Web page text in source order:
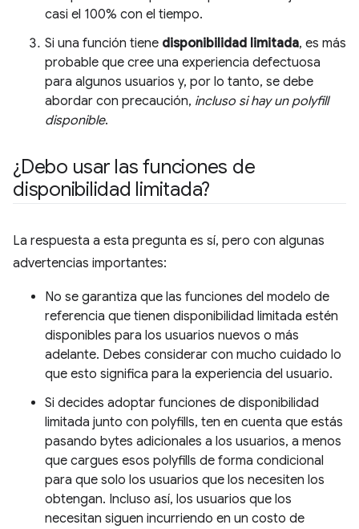
casi el 100% con el tiempo.
Si una función tiene disponibilidad limitada, es más
probable que cree una experiencia defectuosa
para algunos usuarios y, por lo tanto, se debe
abordar con precaución, incluso si hay un polyfill
disponible.
¿Debo usar las funciones de
disponibilidad limitada?
La respuesta a esta pregunta es sí, pero con algunas
advertencias importantes:
No se garantiza que las funciones del modelo de
referencia que tienen disponibilidad limitada estén
disponibles para los usuarios nuevos o más
adelante. Debes considerar con mucho cuidado lo
que esto significa para la experiencia del usuario.
Si decides adoptar funciones de disponibilidad
limitada junto con polyfills, ten en cuenta que estás
pasando bytes adicionales a los usuarios, a menos
que cargues esos polyfills de forma condicional
para que solo los usuarios que los necesiten los
obtengan. Incluso así, los usuarios que los
necesitan siguen incurriendo en un costo de